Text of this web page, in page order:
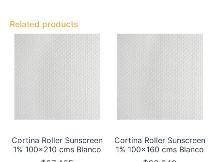
Related products
Cortina Roller Sunscreen
1% 100×210 cms Blanco
Cortina Roller Sunscreen
1% 100×160 cms Blanco